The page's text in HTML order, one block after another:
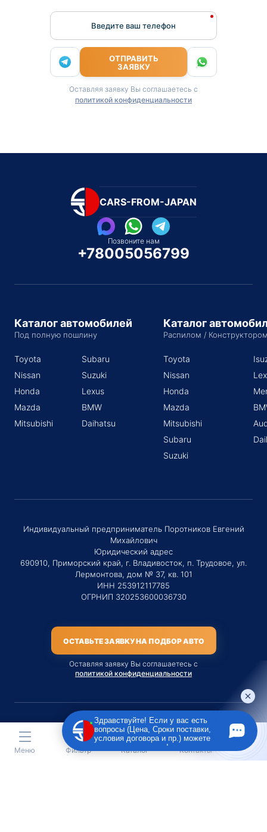
Введите ваш телефон
ОТПРАВИТЬ
ЗАЯВКУ
Оставляя заявку Вы соглашаетесь с
политикой конфиденциальности
CARS-FROM-JAPAN
Позвоните нам
+78005056799
Каталог автомобилей
Под полную пошлину
Toyota
Nissan
Honda
Mazda
Mitsubishi
Subaru
Suzuki
Lexus
BMW
Daihatsu
Каталог
Распилом /
Toyota
Nissan
Honda
Mazda
Mitsubishi
Subaru
Suzuki
Индивидуальный предприниматель Поротников Евгений
Михайлович
Юридический адрес
690910, Приморский край, г. Владивосток, п. Трудовое, ул.
Лермонтова, дом № 37, кв. 101
ИНН 253912117785
ОГРНИП 320253600036730
ОСТАВЬТЕ ЗАЯВКУ НА ПОДБОР АВТО
Оставляя заявку Вы соглашаетесь с
политикой конфиденциальности
Материалы данного сайта являются публичной офертой
только на услугу сопровождения Агентом приобретения
транспортного средства Клиентом.
Меню Фильтр Каталог Контакты
Здравствуйте! Если у вас есть
вопросы (Цена, Сроки поставки,
условия договора и пр.) можете
задать их мне в чат!